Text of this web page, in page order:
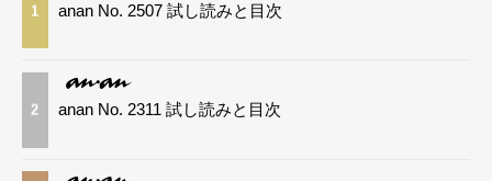
1 anan No. 2507 試し読みと目次
2 anan No. 2311 試し読みと目次